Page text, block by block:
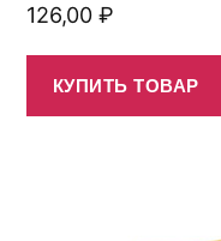
126,00 ₽
КУПИТЬ ТОВАР